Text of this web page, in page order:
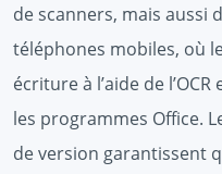
de scanners, mais aussi
téléphones mobiles, où
écriture à l’aide de
les programmes Office.
de version garantissent